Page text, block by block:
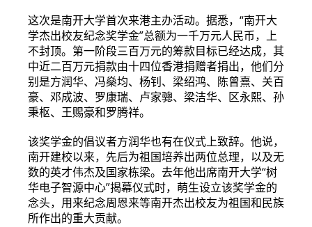
这次是南开大学首次来港主办活动。据悉，“南开大
学杰出校友纪念奖学金”总额为一千万元人民币，上
不封顶。第一阶段三百万元的筹款目标已经达成，其
中近二百万元捐款由十四位香港捐赠者捐出，他们分
别是方润华、冯燊均、杨钊、梁绍鸿、陈曾熹、关百
豪、邓成波、罗康瑞、卢家骢、梁洁华、区永熙、孙
秉枢、王赐豪和罗腾祥。
该奖学金的倡议者方润华也有在仪式上致辞。他说，
南开建校以来，先后为祖国培养出两位总理，以及无
数的英才伟杰及国家栋梁。去年他出席南开大学“树
华电子智源中心”揭幕仪式时，萌生设立该奖学金的
念头，用来纪念周恩来等南开杰出校友为祖国和民族
所作出的重大贡献。